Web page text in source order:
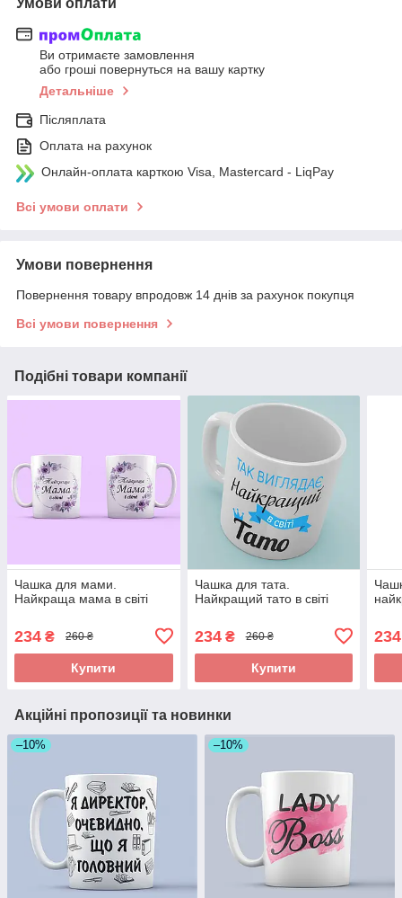
Ви отримаєте замовлення
або гроші повернуться на вашу картку
Детальніше
Післяплата
Оплата на рахунок
Онлайн-оплата карткою Visa, Mastercard - LiqPay
Всі умови оплати
Умови повернення
Повернення товару впродовж 14 днів за рахунок покупця
Всі умови повернення
Подібні товари компанії
Чашка для мами.
Найкраща мама в світі
234 ₴ 260 ₴
Купити
Чашка для тата.
Найкращий тато в світі
234₴ 260 ₴
Купити
234
Акційні пропозиції та новинки
–10% –10%